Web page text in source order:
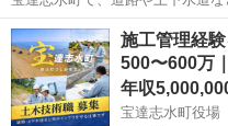
術職（正職員） の募集です。 民
験を、無理なく活かせるお仕事
ん。 町が工事を出す側（...
石川 鳳珠郡 その他
施工管理経
500〜600万
年収
宝達志水町役場